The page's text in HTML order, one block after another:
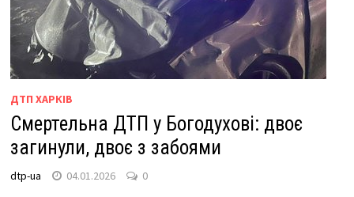
ДТП ХАРКІВ
Смертельна ДТП у Богодухові: двоє
загинули, двоє з забоями
dtp-ua 04.01.2026 0